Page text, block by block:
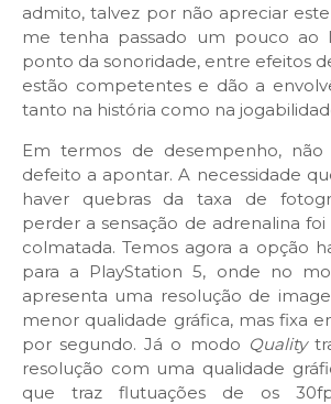
admito, talvez por não apreciar
me tenha passado um pouco ao
ponto da sonoridade, entre efeitos
estão competentes e dão a
tanto na história como na
Em termos de desempenho,
defeito a apontar. A necessidade
haver quebras da taxa de
perder a sensação de adrenalina
colmatada. Temos agora a opção
para a PlayStation 5, onde no
apresenta uma resolução de
menor qualidade gráfica, mas fixa
por segundo. Já o modo Quality
resolução com uma qualidade
que traz flutuações de os